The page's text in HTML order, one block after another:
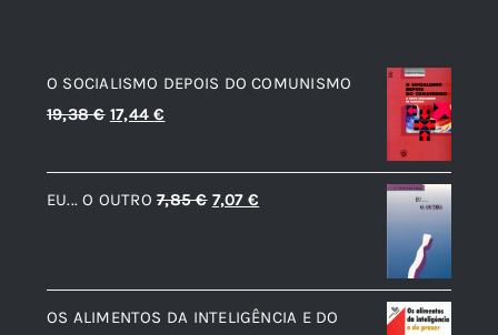
O SOCIALISMO DEPOIS DO COMUNISMO
19,38€ O
original
era:
17,44€
atual
é:
EU... O OUTRO 7,85€ O
era:
7,85 €.
7,07 €
é:
7,07 €.
OS ALIMENTOS DA INTELIGÊNCIA E DO